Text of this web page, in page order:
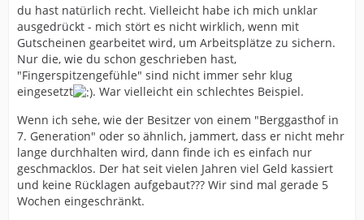
du hast natürlich recht. Vielleicht habe ich mich unklar
ausgedrückt - mich stört es nicht wirklich, wenn mit
Gutscheinen gearbeitet wird, um Arbeitsplätze zu sichern.
Nur die, wie du schon geschrieben hast,
"Fingerspitzengefühle" sind nicht immer sehr klug
eingesetzt
. War vielleicht ein schlechtes Beispiel.
Wenn ich sehe, wie der Besitzer von einem "Berggasthof in
7. Generation" oder so ähnlich, jammert, dass er nicht mehr
lange durchhalten wird, dann finde ich es einfach nur
geschmacklos. Der hat seit vielen Jahren viel Geld kassiert
und keine Rücklagen aufgebaut??? Wir sind mal gerade 5
Wochen eingeschränkt.